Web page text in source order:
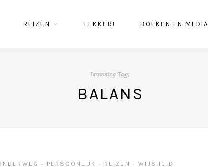
REIZEN LEKKER! BOEKEN EN MEDIA
Browsing Tag:
BALANS
• PERSOONLIJK • REIZEN • WIJSHEID